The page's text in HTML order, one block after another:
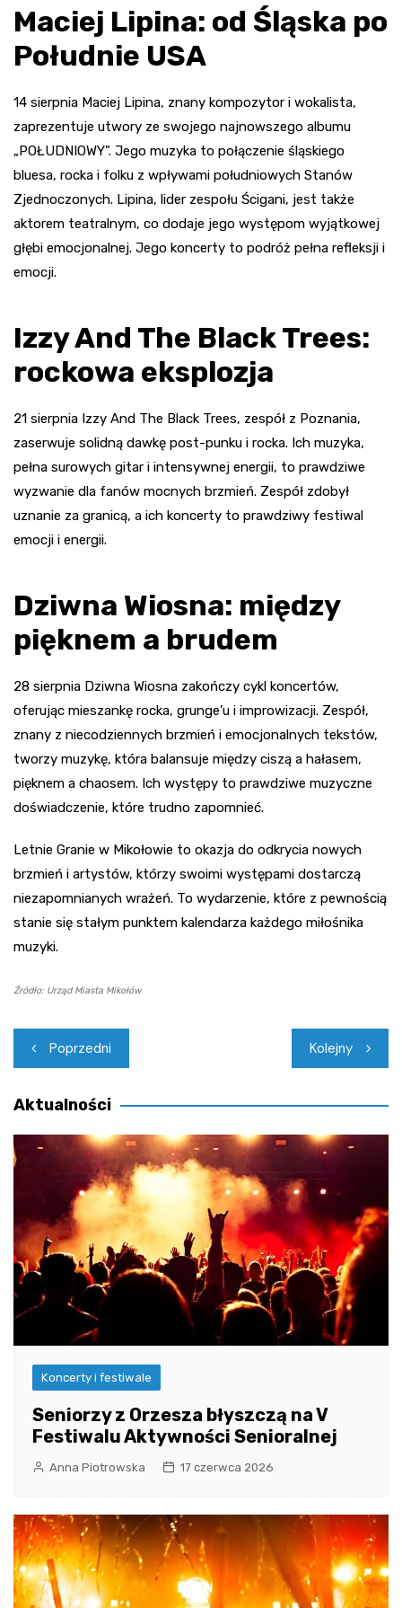
Maciej Lipina: od Śląska po
Południe USA
14 sierpnia Maciej Lipina, znany kompozytor i wokalista,
zaprezentuje utwory ze swojego najnowszego albumu
„POŁUDNIOWY”. Jego muzyka to połączenie śląskiego
bluesa, rocka i folku z wpływami południowych Stanów
Zjednoczonych. Lipina, lider zespołu Ścigani, jest także
aktorem teatralnym, co dodaje jego występom wyjątkowej
głębi emocjonalnej. Jego koncerty to podróż pełna refleksji i
emocji.
Izzy And The Black Trees:
rockowa eksplozja
21 sierpnia Izzy And The Black Trees, zespół z Poznania,
zaserwuje solidną dawkę post-punku i rocka. Ich muzyka,
pełna surowych gitar i intensywnej energii, to prawdziwe
wyzwanie dla fanów mocnych brzmień. Zespół zdobył
uznanie za granicą, a ich koncerty to prawdziwy festiwal
emocji i energii.
Dziwna Wiosna: między
pięknem a brudem
28 sierpnia Dziwna Wiosna zakończy cykl koncertów,
oferując mieszankę rocka, grunge’u i improwizacji. Zespół,
znany z niecodziennych brzmień i emocjonalnych tekstów,
tworzy muzykę, która balansuje między ciszą a hałasem,
pięknem a chaosem. Ich występy to prawdziwe muzyczne
doświadczenie, które trudno zapomnieć.
Letnie Granie w Mikołowie to okazja do odkrycia nowych
brzmień i artystów, którzy swoimi występami dostarczą
niezapomnianych wrażeń. To wydarzenie, które z pewnością
stanie się stałym punktem kalendarza każdego miłośnika
muzyki.
Źródło: Urząd Miasta Mikołów
Nawigacja
wpisu
Poprzedni Kolejny
Aktualności
Koncerty i festiwale
Seniorzy z Orzesza błyszczą na V
Festiwalu Aktywności Senioralnej
Anna Piotrowska 17 czerwca 2026